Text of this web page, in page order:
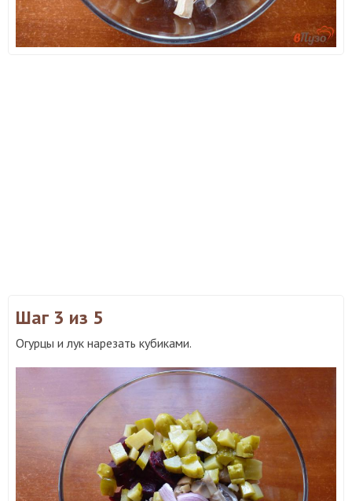
Шаг 3 из 5
Огурцы и лук нарезать кубиками.